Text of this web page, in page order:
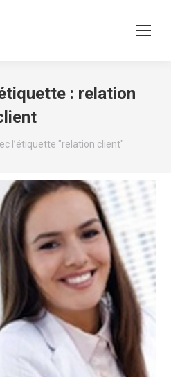
: relation
l’étiquette "relation client"